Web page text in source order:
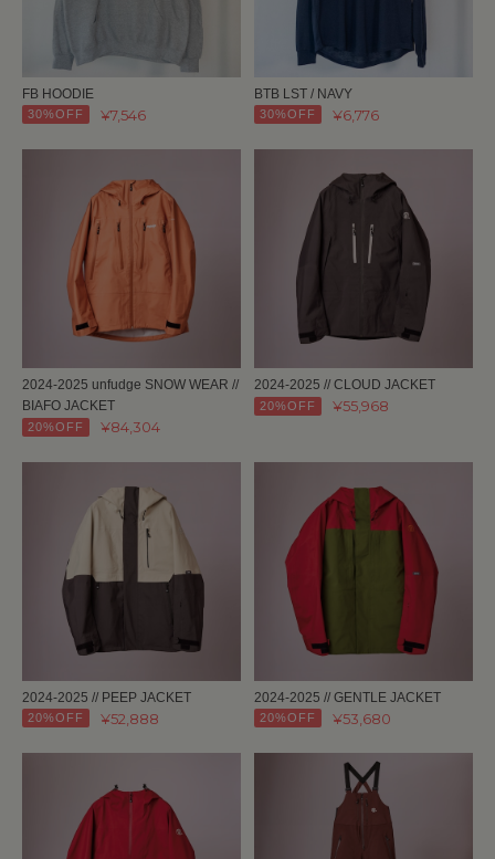
FB HOODIE
30%OFF ¥7,546
BTB LST / NAVY
30%OFF ¥6,776
2024-2025 unfudge SNOW WEAR //
BIAFO JACKET
20%OFF ¥84,304
2024-2025 // CLOUD JACKET
20%OFF ¥55,968
2024-2025 // PEEP JACKET
20%OFF ¥52,888
2024-2025 // GENTLE JACKET
20%OFF ¥53,680